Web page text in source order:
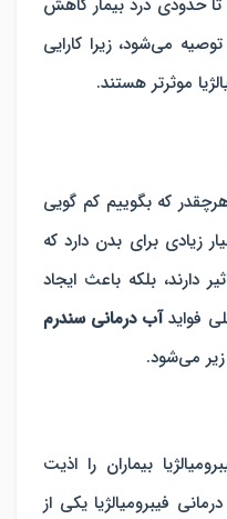
حدودی درد بیمار کاهش
می‌شود، زیرا کارایی
موثر‌تر هستند.
که بگوییم کم گویی
زیادی برای بدن دارد که
دارند، بلکه باعث ایجاد
فوایدآب درمانی سندرم
می‌شود.
بیماران را اذیت
فیبرومیالژیا یکی از